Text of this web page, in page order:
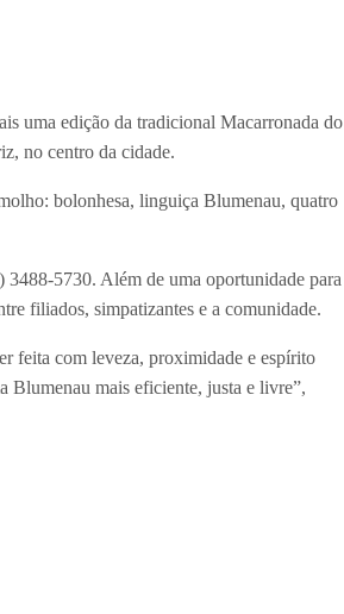
uma edição da tradicional Macarronada do
no centro da cidade.
bolonhesa, linguiça Blumenau, quatro
5730. Além de uma oportunidade para
filiados, simpatizantes e a comunidade.
feita com leveza, proximidade e espírito
Blumenau mais eficiente, justa e livre”,